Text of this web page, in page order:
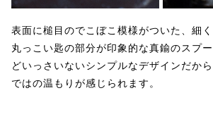
表面に槌目のでこぼこ模様がついた、細く
丸っこい匙の部分が印象的な真鍮のスプ
どいっさいないシンプルなデザインだか
ではの温もりが感じられます。